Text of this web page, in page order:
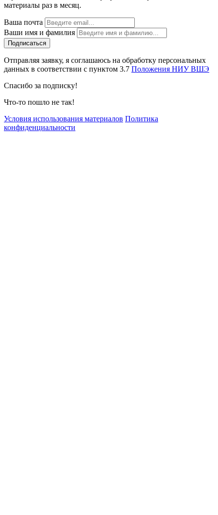
материалы раз в месяц.
Ваша почта
Ваши имя и фамилия
Отправляя заявку, я соглашаюсь на обработку персональных
данных в соответствии с пунктом 3.7 Положения НИУ ВШЭ
Спасибо за подписку!
Что-то пошло не так!
Условия использования материалов Политика
конфиденциальности